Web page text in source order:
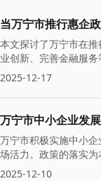
当万宁市推行惠企
本文探讨了万宁市在
业创新、完善金融服
2025-12-17
万宁市中小企业发
万宁市积极实施中小
场活力。政策的落实
能。
2025-12-10